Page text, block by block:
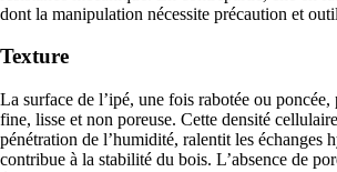
dont la manipulation nécessite précaution et
Texture
La surface de l’ipé, une fois rabotée ou poncée,
fine, lisse et non poreuse. Cette densité
pénétration de l’humidité, ralentit les échanges
contribue à la stabilité du bois. L’absence de